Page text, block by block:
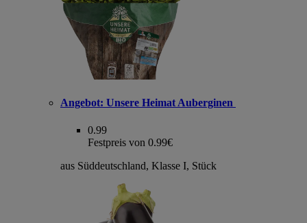
Angebot: Unsere Heimat Auberginen
0.99
Festpreis von 0.99€
aus Süddeutschland, Klasse I, Stück